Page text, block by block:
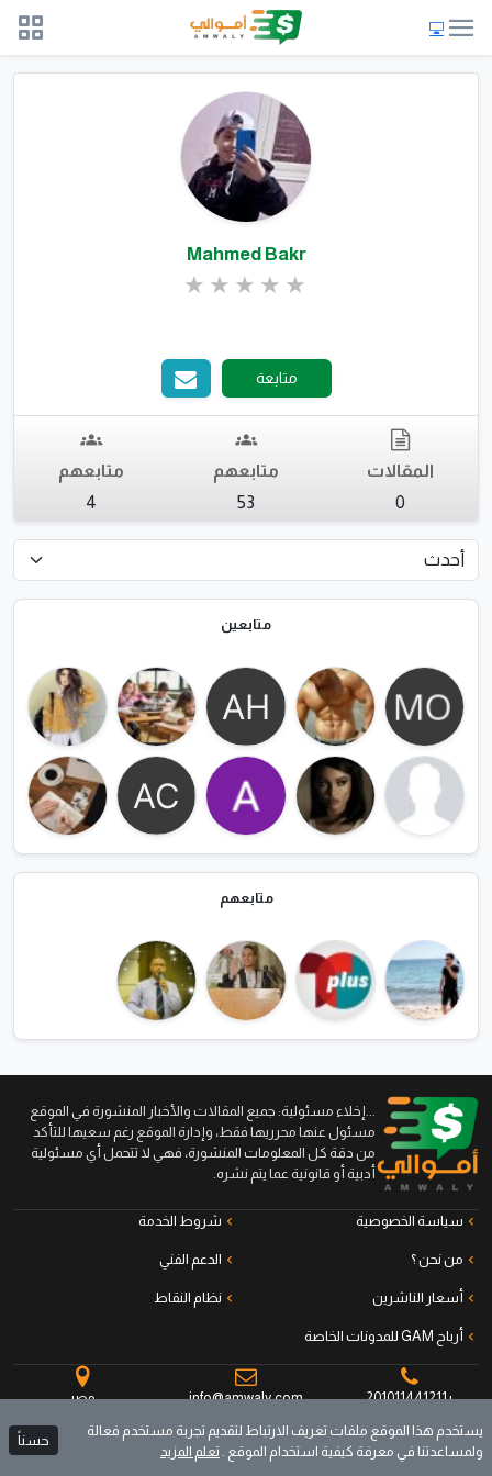
Mahmed Bakr
متابعة
المقالات
0
متابعهم
53
متابعهم
4
متابعين
متابعهم
...إخلاء مسئولية: جميع المقالات والأخبار المنشورة في الموقع
مسئول عنها محرريها فقط، وإدارة الموقع رغم سعيها للتأكد
من دقة كل المعلومات المنشورة، فهي لا تتحمل أي مسئولية
أدبية أو قانونية عما يتم نشره.
سياسة الخصوصية شروط الخدمة
من نحن ؟ الدعم الفني
أسعار الناشرين نظام النقاط
أرباح GAM للمدونات الخاصة
+201011441211
info@amwaly.com مصر
جميع الحقوق محفوظة © أموالي منصة الناشرين
يستخدم هذا الموقع ملفات تعريف الارتباط لتقديم تجربة مستخدم فعالة
ولمساعدتنا في معرفة كيفية استخدام الموقع . تعلم المزيد
حسناً